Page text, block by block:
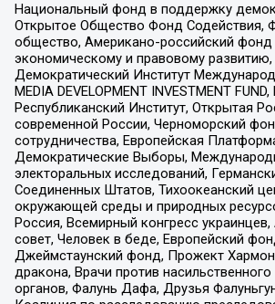
Национальный фонд в поддержку
Открытое Общество Фонд Содействия,
общество, Американо-российский фонд
экономическому и правовому
Демократический Институт
MEDIA DEVELOPMENT INVESTMENT
Республиканский Институт, Открытая
современной России, Черноморский
сотрудничества, Европейская
Демократические Выборы,
электоральных исследований,
Соединенных Штатов, Тихоокеанский
окружающей среды и природных
Россия, Всемирный конгресс украинцев,
совет, Человек в беде, Европейский
Джеймстаунский фонд, Прожект
дракона, Врачи против насильственного
органов, Фалунь Дафа, Друзья